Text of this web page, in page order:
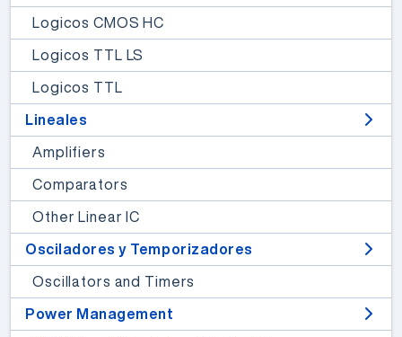
Logicos CMOS HC
Logicos TTL LS
Logicos TTL
Lineales
Amplifiers
Comparators
Other Linear IC
Osciladores y Temporizadores
Oscillators and Timers
Power Management